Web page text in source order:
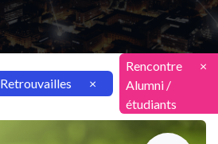
Retrouvailles ×
Rencontre
Alumni /
étudiants
×